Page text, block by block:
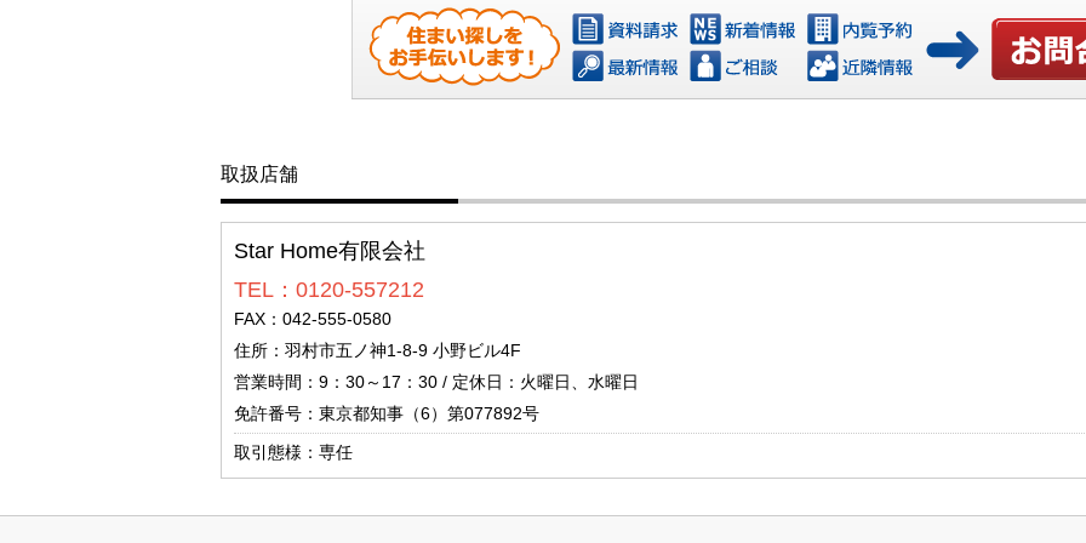
取扱店舗
Star Home有限会社
TEL：0120-557212
FAX：042-555-0580
住所：羽村市五ノ神1-8-9 小野ビル4F
営業時間：9：30～17：30 / 定休日：火曜日、水曜日
免許番号：東京都知事（6）第077892号
取引態様：専任